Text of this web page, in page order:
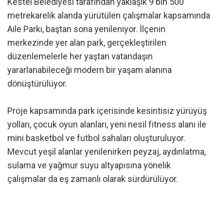
metrekarelik alanda yürütülen çalışmalar kapsamında
Aile Parkı, baştan sona yenileniyor. İlçenin
merkezinde yer alan park, gerçekleştirilen
düzenlemelerle her yaştan vatandaşın
yararlanabileceği modern bir yaşam alanına
dönüştürülüyor.
Proje kapsamında park içerisinde kesintisiz yürüyüş
yolları, çocuk oyun alanları, yeni nesil fitness alanı ile
mini basketbol ve futbol sahaları oluşturuluyor.
Mevcut yeşil alanlar yenilenirken peyzaj, aydınlatma,
sulama ve yağmur suyu altyapısına yönelik
çalışmalar da eş zamanlı olarak sürdürülüyor.